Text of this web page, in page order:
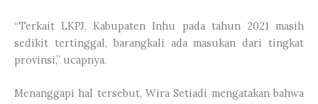
“Terkait LKPJ, Kabupaten Inhu pada tahun 2021 masih
sedikit tertinggal, barangkali ada masukan dari tingkat
provinsi,” ucapnya.
Menanggapi hal tersebut, Wira Setiadi mengatakan bahwa